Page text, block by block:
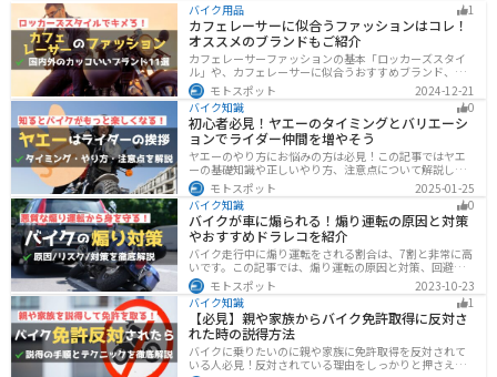
バイク用品 1
カフェレーサーに似合うファッションはコレ！
オススメのブランドもご紹介
カフェレーサーファッションの基本「ロッカーズスタイ
ル」や、カフェレーサーに似合うおすすめブランド、定
番アイテムを詳しく紹介。個性を引き立てるコーデのコ
ツや季節に合ったアイテム選び、愛車とのマッチング方
法も解説します。
モトスポット
2024-12-21
バイク知識
0
初心者必見！ヤエーのタイミングとバリエーシ
ョンでライダー仲間を増やそう
ヤエーのやり方にお悩みの方は必見！この記事ではヤエ
ーの基礎知識や正しいやり方、注意点について解説しま
す。実はヤエーには、ツーリング中の連帯感を高める効
果があります。この記事を読めば、ヤエーの楽しみ方と
安全に行うポイントがわかるでしょう。
モトスポット
2025-01-25
バイク知識
0
バイクが車に煽られる！煽り運転の原因と対策
やおすすめドラレコを紹介
バイク走行中に煽り運転をされる割合は、7割と非常に高
いです。この記事では、煽り運転の原因と対策、回避方
法について解説します。抑止力の高いオススメのドライ
ブレコーダーも紹介しますので、煽り運転対策をしたい
人はぜひ参考にしてください。
モトスポット
2023-10-23
バイク知識
1
【必見】親や家族からバイク免許取得に反対さ
れた時の説得方法
バイクに乗りたいのに親や家族に免許取得を反対されて
いる人必見！反対されている理由をしっかりと押さえて